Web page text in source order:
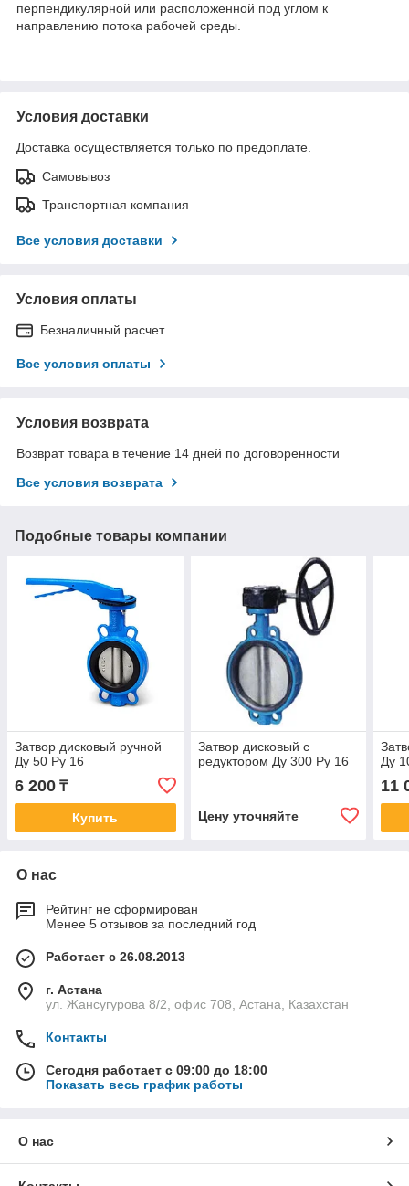
перпендикулярной или расположенной под углом к
направлению потока рабочей среды.
Условия доставки
Доставка осуществляется только по предоплате.
Самовывоз
Транспортная компания
Все условия доставки
Условия оплаты
Безналичный расчет
Все условия оплаты
Условия возврата
Возврат товара в течение 14 дней по договоренности
Все условия возврата
Подобные товары компании
Затвор дисковый ручной
Ду 50 Ру 16
6 200 ₸
Купить
Затвор дисковый с
редуктором Ду 300 Ру 16
Цену уточняйте
Ду
11
О нас
Рейтинг не сформирован
Менее 5 отзывов за последний год
Работает с 26.08.2013
г. Астана
ул. Жансугурова 8/2, офис 708, Астана, Казахстан
Контакты
Сегодня работает с 09:00 до 18:00
Показать весь график работы
О нас